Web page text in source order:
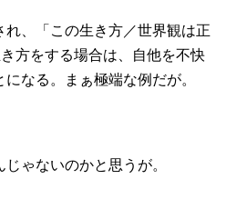
れ、「この生き方／世界観は正
方をする場合は、自他を不快
なる。まぁ極端な例だが。
ゃないのかと思うが。